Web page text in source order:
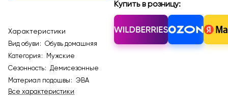
Характеристики
Вид обуви :
Обувь домашняя
Категория :
Мужские
Сезонность:
Демисезонные
Материал подошвы :
ЭВА
Все характеристики
Купить в розницу: